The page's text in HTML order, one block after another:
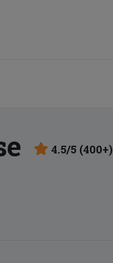
4.5/5 (400+)